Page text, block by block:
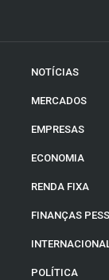
NOTÍCIAS
MERCADOS
EMPRESAS
ECONOMIA
RENDA FIXA
FINANÇAS
POLÍTICA